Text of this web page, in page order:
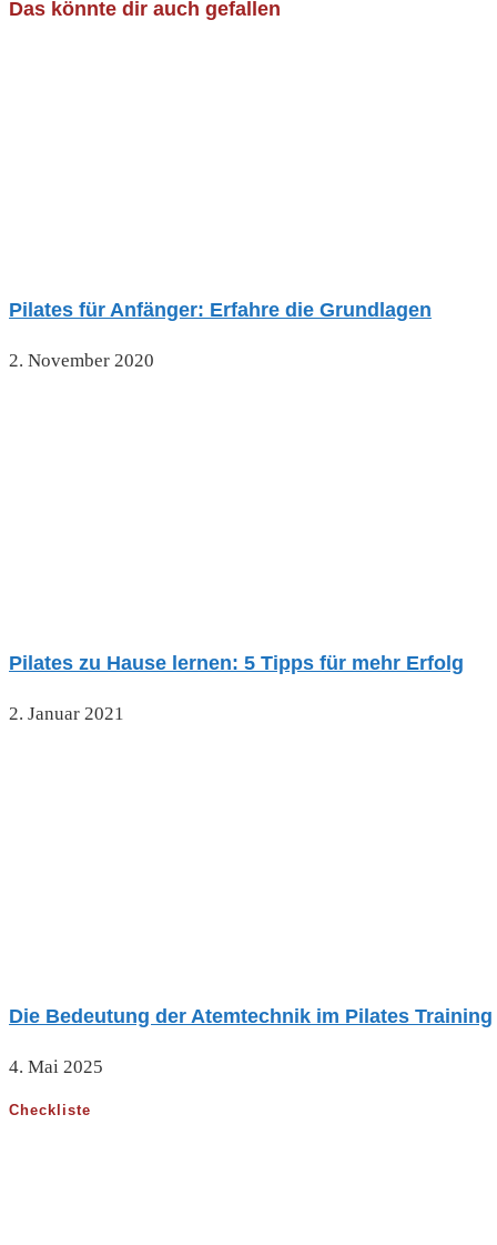
Das könnte dir auch gefallen
Pilates für Anfänger: Erfahre die Grundlagen
2. November 2020
Pilates zu Hause lernen: 5 Tipps für mehr Erfolg
2. Januar 2021
Die Bedeutung der Atemtechnik im Pilates Training
4. Mai 2025
Checkliste